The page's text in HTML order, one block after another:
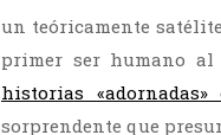
un teóricamente
primer ser humano al
historias
sorprendente que